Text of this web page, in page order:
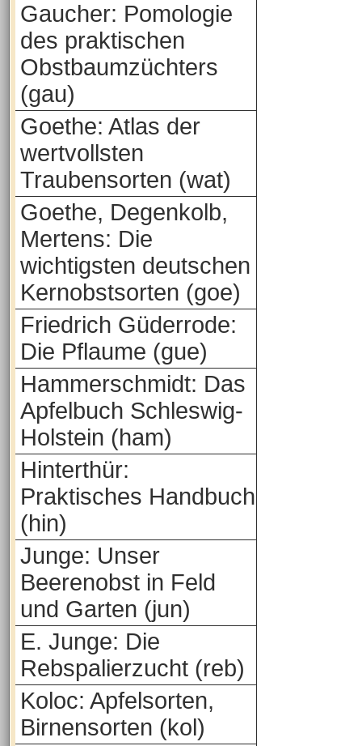
Gaucher: Pomologie
des praktischen
Obstbaumzüchters
(gau)
Goethe: Atlas der
wertvollsten
Traubensorten (wat)
Goethe, Degenkolb,
Mertens: Die
wichtigsten deutschen
Kernobstsorten (goe)
Friedrich Güderrode:
Die Pflaume (gue)
Hammerschmidt: Das
Apfelbuch Schleswig-
Holstein (ham)
Hinterthür:
Praktisches Handbuch
(hin)
Junge: Unser
Beerenobst in Feld
und Garten (jun)
E. Junge: Die
Rebspalierzucht (reb)
Koloc: Apfelsorten,
Birnensorten (kol)